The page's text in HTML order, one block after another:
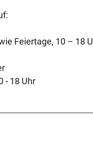
Feiertage, 10 – 18
- 18 Uhr